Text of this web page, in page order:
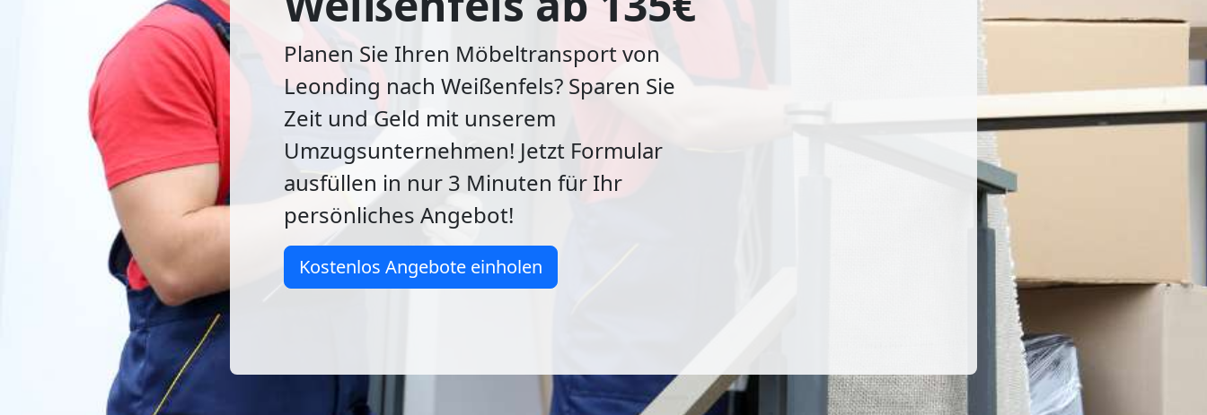
Planen Sie Ihren Möbeltransport von
Leonding nach Weißenfels? Sparen Sie
Zeit und Geld mit unserem
Umzugsunternehmen! Jetzt Formular
ausfüllen in nur 3 Minuten für Ihr
persönliches Angebot!
Kostenlos Angebote einholen